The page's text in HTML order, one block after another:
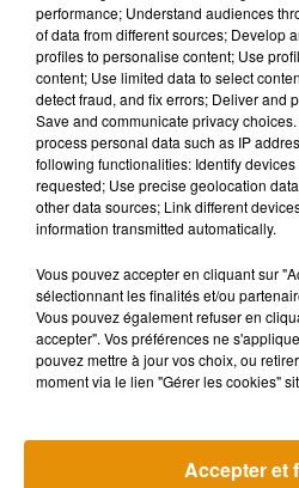
performance; Understand audiences
of data from different sources; Develop
profiles to personalise content; Use
content; Use limited data to select
detect fraud, and fix errors; Deliver and
Save and communicate privacy
process personal data such as IP
following functionalities: Identify
requested; Use precise geolocation
other data sources; Link different
information transmitted automatically.
Vous pouvez accepter en cliquant sur
sélectionnant les finalités et/ou
Vous pouvez également refuser en
accepter". Vos préférences ne
pouvez mettre à jour vos choix, ou
moment via le lien "Gérer les cookies"
Accepter et